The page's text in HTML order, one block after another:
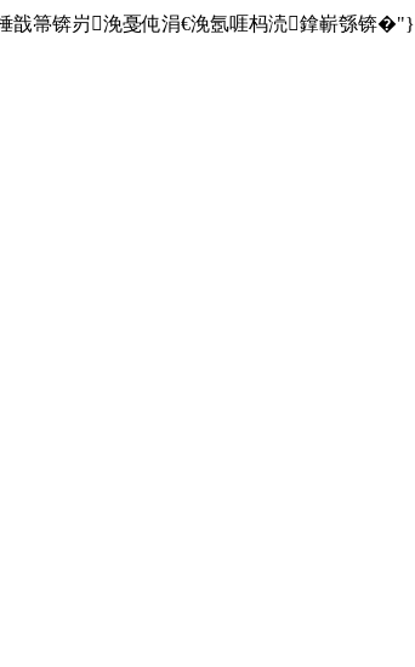
棰戠箒锛岃浼戞伅涓€浼氬啀杩涜鎿嶄綔锛�"}